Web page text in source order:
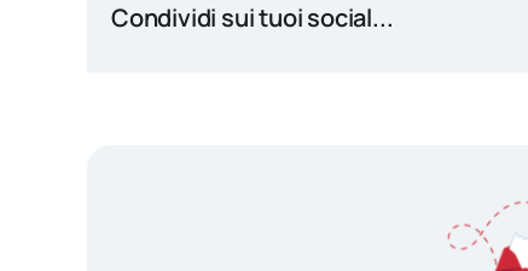
Condividi sui tuoi social...